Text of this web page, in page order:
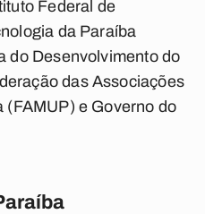
Federal de
da Paraíba
do Desenvolvimento do
das Associações
(FAMUP) e Governo do